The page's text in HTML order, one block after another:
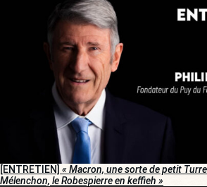
[ENTRETIEN] « Macron, une sorte de petit
Mélenchon, le Robespierre en keffieh »